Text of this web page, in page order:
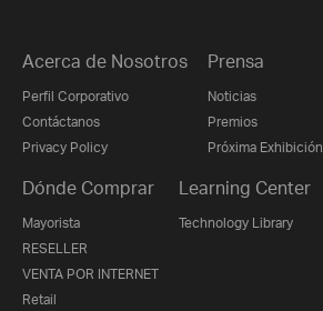
Acerca de Nosotros
Perfil Corporativo
Contáctanos
Privacy Policy
Prensa
Noticias
Premios
Próxima Exhibición
Dónde Comprar
Mayorista
RESELLER
VENTA POR INTERNET
Retail
Learning Center
Technology Library